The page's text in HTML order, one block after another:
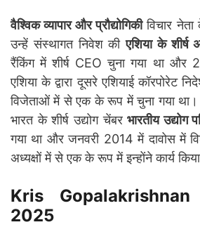
वैश्विक व्यापार और प्रौद्योगिकीविचार नेता
उन्हें संस्थागत निवेश कीएशिया के शीर्ष
रैंकिंग में शीर्ष CEO चुना गया था और
एशिया के द्वारा दूसरे एशियाई कॉरपोरेट
विजेताओं में से एक के रूप में चुना गया
भारत के शीर्ष उद्योग चेंबरभारतीय
गया था और जनवरी 2014 में दावोस में
अध्यक्षों में से एक के रूप में इन्होंने कार्य
Kris
2025